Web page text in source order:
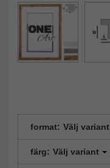
format: Välj variant
färg: Välj variant